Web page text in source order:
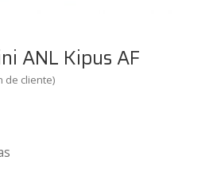
ANL Kipus AF
de cliente)